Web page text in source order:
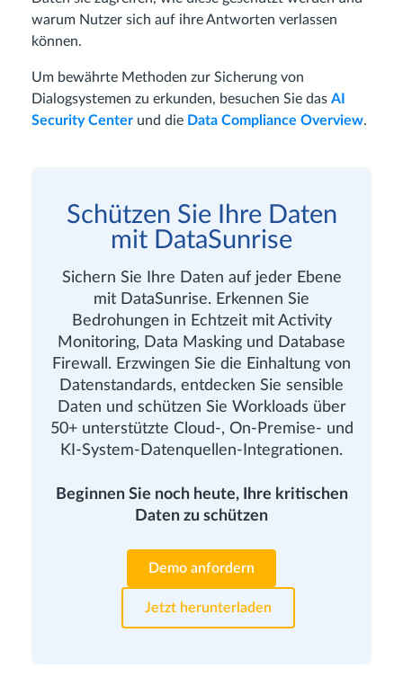
warum Nutzer sich auf ihre Antworten verlassen
können.
Um bewährte Methoden zur Sicherung von
Dialogsystemen zu erkunden, besuchen Sie das AI
Security Center und die Data Compliance Overview.
Schützen Sie Ihre Daten
mit DataSunrise
Sichern Sie Ihre Daten auf jeder Ebene
mit DataSunrise. Erkennen Sie
Bedrohungen in Echtzeit mit Activity
Monitoring, Data Masking und Database
Firewall. Erzwingen Sie die Einhaltung von
Datenstandards, entdecken Sie sensible
Daten und schützen Sie Workloads über
50+ unterstützte Cloud-, On-Premise- und
KI-System-Datenquellen-Integrationen.
Beginnen Sie noch heute, Ihre kritischen
Daten zu schützen
Demo anfordern
Jetzt herunterladen